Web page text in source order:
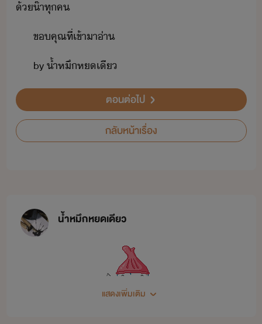
้​๊า​ทุค
ขคุณ​ที่​เข้าา​่า
by​ ​้ำหึ​ห​เี
ตอนต่อไป
กลับหน้าเรื่อง
น้ำหมึกหยดเดียว
แสดงเพิ่มเติม